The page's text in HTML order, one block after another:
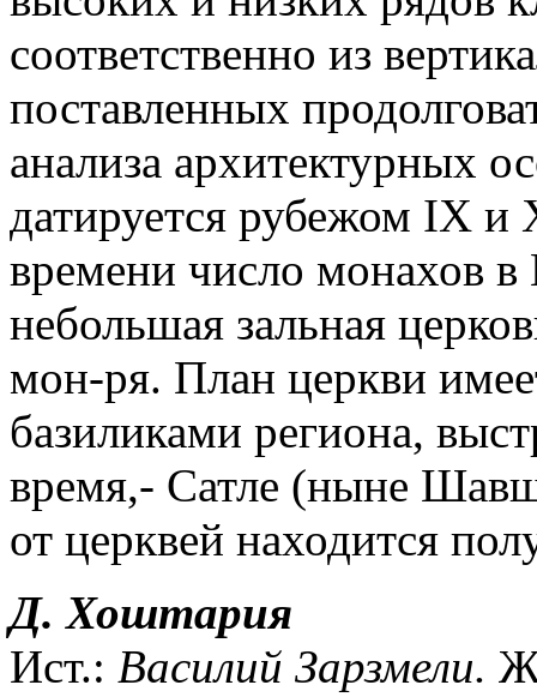
соответственно из
поставленных
анализа архитектурных
датируется рубежом IX
времени число монахов в
небольшая зальная
мон-ря. План церкви
базиликами региона,
время,- Сатле (ныне
от церквей находится
Д. Хоштария
Ист.: Василий Зарзмели.